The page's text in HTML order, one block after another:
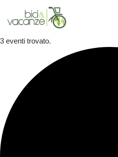
Vai
al
3 eventi trovato.